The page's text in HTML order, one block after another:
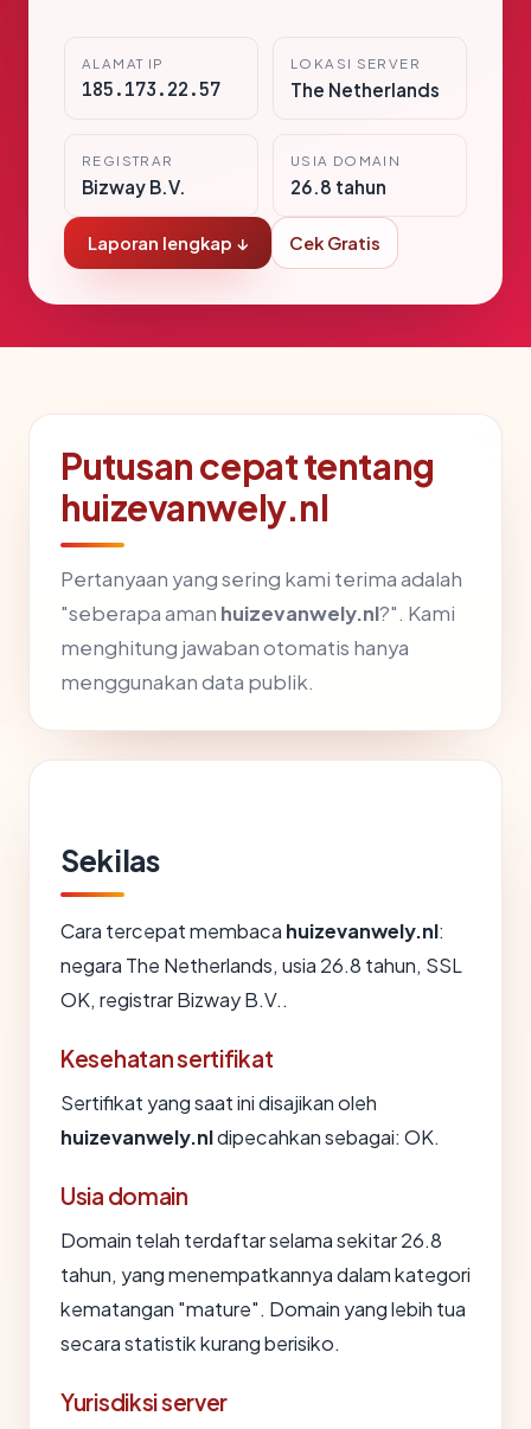
ALAMAT IP
185.173.22.57
LOKASI SERVER
The Netherlands
REGISTRAR
Bizway B.V.
USIA DOMAIN
26.8 tahun
Laporan lengkap ↓ Cek Gratis
Putusan cepat tentang
huizevanwely.nl
Pertanyaan yang sering kami terima adalah
"seberapa aman huizevanwely.nl?". Kami
menghitung jawaban otomatis hanya
menggunakan data publik.
Sekilas
Cara tercepat membaca huizevanwely.nl:
negara The Netherlands, usia 26.8 tahun, SSL
OK, registrar Bizway B.V..
Kesehatan sertifikat
Sertifikat yang saat ini disajikan oleh
huizevanwely.nldipecahkan sebagai: OK.
Usia domain
Domain telah terdaftar selama sekitar 26.8
tahun, yang menempatkannya dalam kategori
kematangan "mature". Domain yang lebih tua
secara statistik kurang berisiko.
Yurisdiksi server